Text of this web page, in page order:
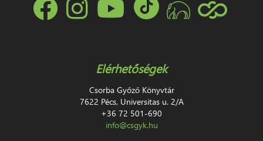
Elérhetőségek
Csorba Győző Könyvtár
7622 Pécs, Universitas u. 2/A
+36 72 501-690
info@csgyk.hu